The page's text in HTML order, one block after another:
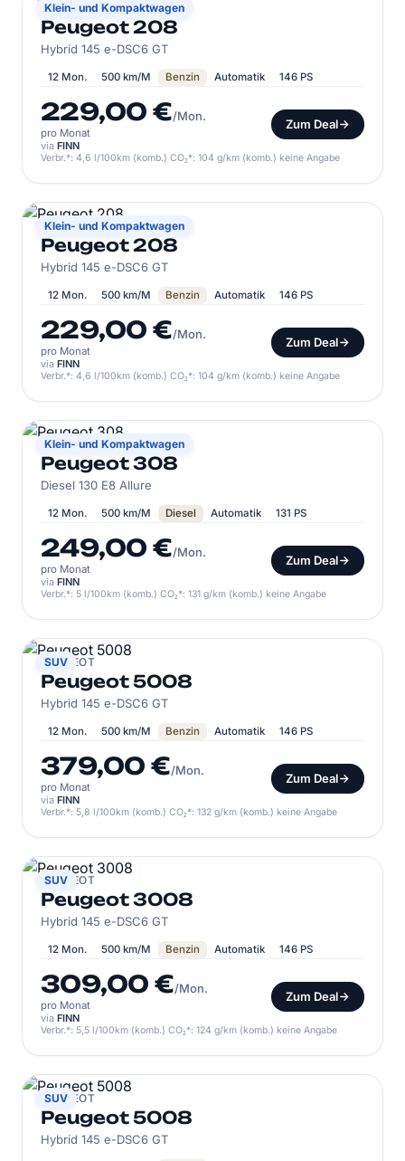
Klein- und Kompaktwagen
PEUGEOT
Peugeot 208
Hybrid 145 e-DSC6 GT
12 Mon. 500 km/M Benzin Automatik 146 PS
229,00 €/Mon.
pro Monat
Zum Deal
via FINN
Verbr.*: 4,6 l/100km (komb.) CO₂*: 104 g/km (komb.) keine Angabe
Klein- und Kompaktwagen
PEUGEOT
Peugeot 208
Hybrid 145 e-DSC6 GT
12 Mon. 500 km/M Benzin Automatik 146 PS
229,00 €/Mon.
pro Monat
Zum Deal
via FINN
Verbr.*: 4,6 l/100km (komb.) CO₂*: 104 g/km (komb.) keine Angabe
Klein- und Kompaktwagen
PEUGEOT
Peugeot 308
Diesel 130 E8 Allure
12 Mon. 500 km/M Diesel Automatik 131 PS
249,00 €/Mon.
pro Monat
Zum Deal
via FINN
Verbr.*: 5 l/100km (komb.) CO₂*: 131 g/km (komb.) keine Angabe
SUV
PEUGEOT
Peugeot 5008
Hybrid 145 e-DSC6 GT
12 Mon. 500 km/M Benzin Automatik 146 PS
379,00 €/Mon.
pro Monat
Zum Deal
via FINN
Verbr.*: 5,8 l/100km (komb.) CO₂*: 132 g/km (komb.) keine Angabe
SUV
PEUGEOT
Peugeot 3008
Hybrid 145 e-DSC6 GT
12 Mon. 500 km/M Benzin Automatik 146 PS
309,00 €/Mon.
pro Monat
Zum Deal
via FINN
Verbr.*: 5,5 l/100km (komb.) CO₂*: 124 g/km (komb.) keine Angabe
SUV
PEUGEOT
Peugeot 5008
Hybrid 145 e-DSC6 GT